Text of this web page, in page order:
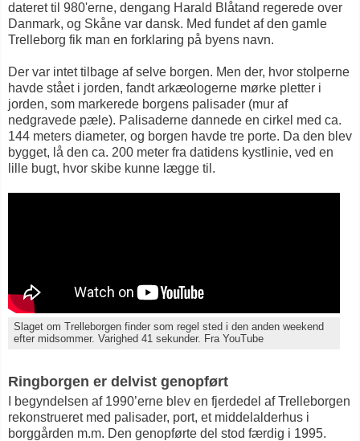
dateret til 980'erne, dengang Harald Blåtand regerede over
Danmark, og Skåne var dansk. Med fundet af den gamle
Trelleborg fik man en forklaring på byens navn.
Der var intet tilbage af selve borgen. Men der, hvor stolperne
havde stået i jorden, fandt arkæologerne mørke pletter i
jorden, som markerede borgens palisader (mur af
nedgravede pæle). Palisaderne dannede en cirkel med ca.
144 meters diameter, og borgen havde tre porte. Da den blev
bygget, lå den ca. 200 meter fra datidens kystlinie, ved en
lille bugt, hvor skibe kunne lægge til.
Slaget om Trelleborgen finder som regel sted i den anden weekend
efter midsommer. Varighed 41 sekunder. Fra YouTube
Ringborgen er delvist genopført
I begyndelsen af 1990’erne blev en fjerdedel af Trelleborgen
rekonstrueret med palisader, port, et middelalderhus i
borggården m.m. Den genopførte del stod færdig i 1995.